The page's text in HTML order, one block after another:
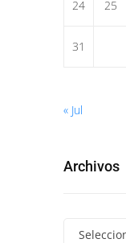
24 25
31
« Jul
Archivos